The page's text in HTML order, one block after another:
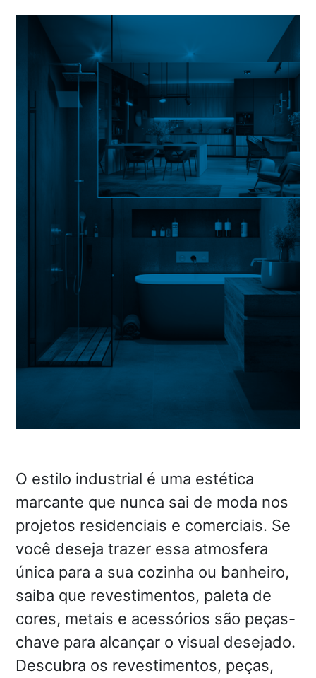
O estilo industrial é uma estética
marcante que nunca sai de moda nos
projetos residenciais e comerciais. Se
você deseja trazer essa atmosfera
única para a sua cozinha ou banheiro,
saiba que revestimentos, paleta de
cores, metais e acessórios são peças-
chave para alcançar o visual desejado.
Descubra os revestimentos, peças,